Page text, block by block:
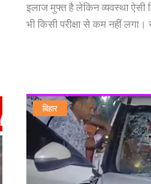
इलाज मुफ्त है लेकिन व्यवस्था
भी किसी परीक्षा से कम नहीं लगा।
बिहार